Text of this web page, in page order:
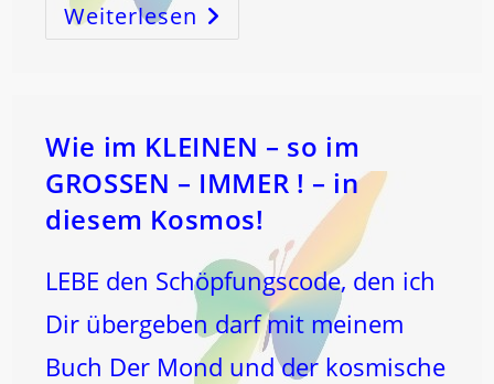
Weiterlesen Das
Haus
–
…
Wie im KLEINEN – so im
GROSSEN – IMMER ! – in
diesem Kosmos!
LEBE den Schöpfungscode, den ich
Dir übergeben darf mit meinem
Buch Der Mond und der kosmische